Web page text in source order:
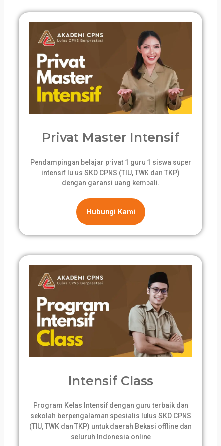
Privat Master Intensif
Pendampingan belajar privat 1 guru 1 siswa super
intensif lulus SKD CPNS (TIU, TWK dan TKP)
dengan garansi uang kembali.
Hubungi Kami
Intensif Class
Program Kelas Intensif dengan guru terbaik dan
sekolah berpengalaman spesialis lulus SKD CPNS
(TIU, TWK dan TKP) untuk daerah Bekasi offline dan
seluruh Indonesia online